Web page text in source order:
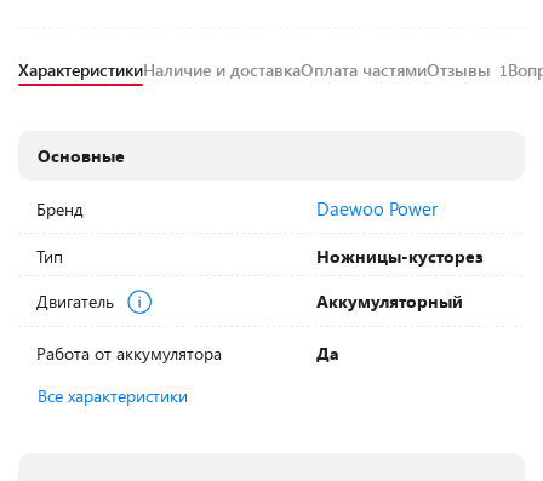
ХарактеристикиНаличие и доставкаОплата частямиОтзывы 1
Основные
Бренд Daewoo Power
Тип
Ножницы-кусторез
Двигатель
Аккумуляторный
Работа от аккумулятора
Да
Все характеристики